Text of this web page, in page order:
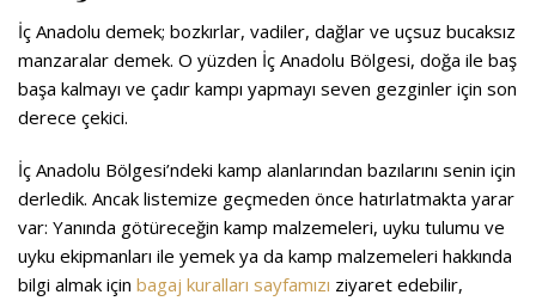
İç Anadolu demek; bozkırlar, vadiler, dağlar ve uçsuz bucaksız
manzaralar demek. O yüzden İç Anadolu Bölgesi, doğa ile baş
başa kalmayı ve çadır kampı yapmayı seven gezginler için son
derece çekici.
İç Anadolu Bölgesi’ndeki kamp alanlarından bazılarını senin için
derledik. Ancak listemize geçmeden önce hatırlatmakta yarar
var: Yanında götüreceğin kamp malzemeleri, uyku tulumu ve
uyku ekipmanları ile yemek ya da kamp malzemeleri hakkında
bilgi almak için bagaj kuralları sayfamızı ziyaret edebilir,